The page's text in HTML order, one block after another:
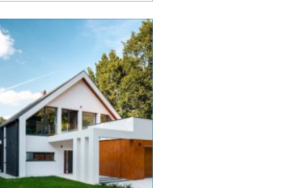
end enkel. Reglerne
ændrer sig ofte, og fejl i
ansøgningen kan føre til
lange ventetider eller
direkte afslag. Her kan
en